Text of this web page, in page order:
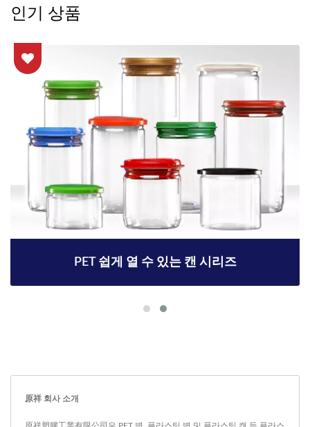
인기 상품
PET 쉽게 열 수 있는 캔 시리즈
原祥 회사 소개